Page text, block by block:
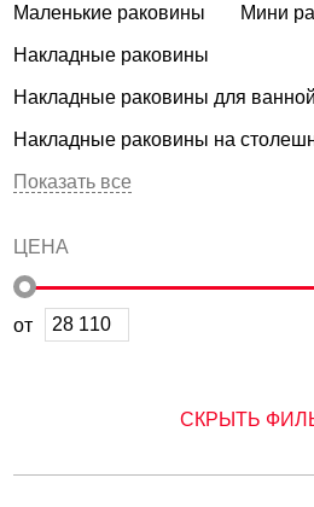
Маленькие раковины Мини
Накладные раковины
Накладные раковины для ванной
Накладные раковины на
Показать все
ЦЕНА
от
СКРЫТЬ